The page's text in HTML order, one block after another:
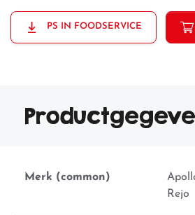
PS IN FOODSERVICE
Merk (common)
Rejo